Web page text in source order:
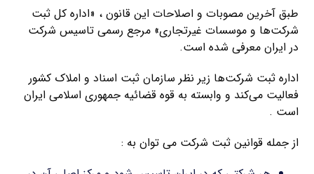
طبق آخرین مصوبات و اصلاحات این قانون ، «اداره کل ثبت
شرکت‌ها و موسسات غیرتجاری» مرجع رسمی تاسیس شرکت
در ایران معرفی شده است.
اداره ثبت شرکت‌ها زیر نظر سازمان ثبت اسناد و املاک کشور
فعالیت می‌کند و وابسته به قوه قضائیه جمهوری اسلامی ایران
است .
از جمله قوانین ثبت شرکت می توان به :